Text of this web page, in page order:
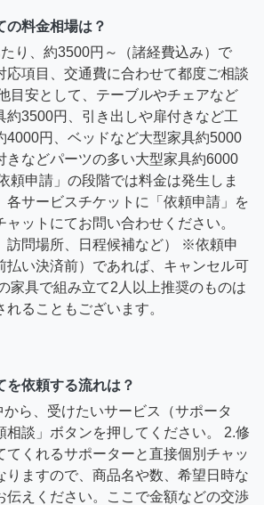
の料金相場は？
り、約3500円～（諸経費込み）で
応項目、交通費に合わせて都度ご相談
目安として、テーブルやチェアなど
約3500円、引き出しや扉付きなど工
4000円、ベッドなど大型家具約5000
きなどパーツの多い大型家具約6000
頼申請」の段階では料金は発生しま
各サービスチケットに「依頼申請」を
ットにてお問い合わせください。
訪問場所、日程候補など） ※依頼申
払い決済前）であれば、キャンセル可
家具で組み立て2人以上推奨のものは
ることもございます。
を依頼する流れは？
ら、受けたいサービス（サポータ
相談」ボタンを押してください。 2.修
てくれるサポーターと直接個別チャッ
りますので、商品名や数、希望日時な
伝えください。ここで金額などの交渉